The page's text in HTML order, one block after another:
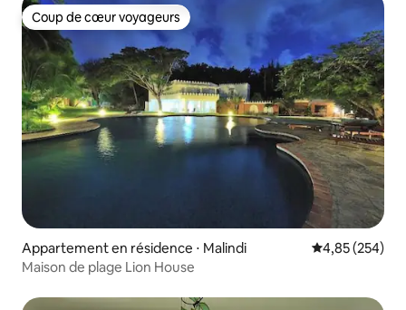
Coup de cœur voyageurs
Coup de cœur voyageurs
Appartement en résidence ⋅ Malindi Évaluation
4,85 (254)
Maison de plage Lion House